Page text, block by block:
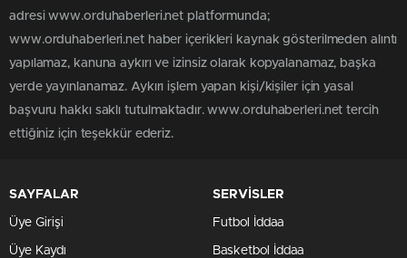
adresi www.orduhaberleri.net platformunda;
www.orduhaberleri.net haber içerikleri kaynak gösterilmeden alıntı
yapılamaz, kanuna aykırı ve izinsiz olarak kopyalanamaz, başka
yerde yayınlanamaz. Aykırı işlem yapan kişi/kişiler için yasal
başvuru hakkı saklı tutulmaktadır. www.orduhaberleri.net tercih
ettiğiniz için teşekkür ederiz.
SAYFALAR
Üye Girişi
Üye Kaydı
SERVİSLER
Futbol İddaa
Basketbol İddaa